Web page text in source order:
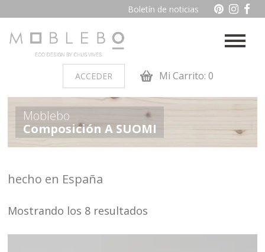
Boletín de noticias
ACCEDER Mi Carrito: 0
PRODUCTOS POR AMBIENTES
Auxiliares Baño
Cocina
madera
Salon
Moblebo
Composición A SUOMI
hecho en España
Mostrando los 8 resultados